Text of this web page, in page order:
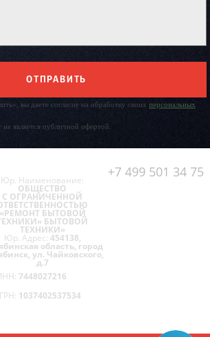
ОТПРАВИТЬ
вы даете согласие на обработку своих персональных
не является публичной офертой.
+7 499 501 34 75
Юр. Наименование:
ОБЩЕСТВО
С ОГРАНИЧЕННОЙ
«РЕМОНТ БЫТОВОЙ
БЫТОВОЙ
ТЕХНИКИ»
Юр. Адрес: 454138,
область, город
ул. Чайковского,
д.7
7448027216
1037402537534